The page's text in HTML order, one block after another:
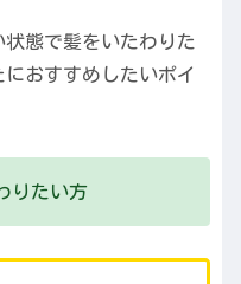
状態で髪をいたわりた
おすすめしたいポイ
りたい方